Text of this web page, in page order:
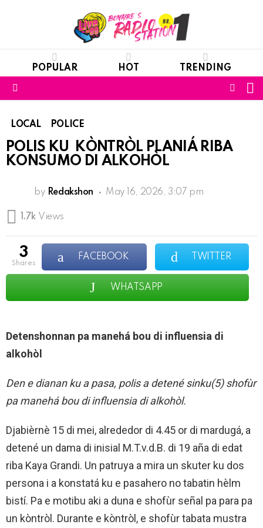
POPULAR HOT TRENDING
LOCAL POLICE
POLIS KU KÒNTRÒL PLANIÁ RIBA
KONSUMO DI ALKOHÒL
by Redakshon May 16, 2026, 3:07 pm
1.7k Views
3
shares
FACEBOOK TWITTER
WHATSAPP
Detenshonnan pa manehá bou di influensia di
alkohòl
Den e dianan ku a pasa, polis a detené sinku(5) shofùr
pa manehá bou di influensia di alkohòl.
Djabièrnè 15 di mei, alrededor di 4.45 or di mardugá, a
detené un dama di inisial M.T.v.d.B. di 19 aña di edat
riba Kaya Grandi. Un patruya a mira un skuter ku dos
persona i a konstatá ku e pasahero no tabatin hèlm
bistí. Pa e motibu aki a duna e shofùr señal pa para pa
un kòntròl. Durante e kòntròl, e shofùr tabata mustra